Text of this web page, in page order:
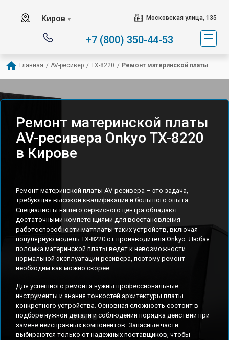
Киров ▼ Московская улица, 135
+7 (800) 350-44-53
Главная / AV-ресивер / TX-8220 / Ремонт материнской платы
Ремонт материнской платы
AV-ресивера Onkyo TX-8220
в Кирове
Ремонт материнской платы AV-ресивера – это задача,
требующая высокой квалификации и большого опыта.
Специалисты нашего сервисного центра обладают
достаточными компетенциями для восстановления
работоспособности матплаты таких устройств, включая
популярную модель TX-8220 от производителя Onkyo. Любая
поломка материнской платы ведет к невозможности
нормальной эксплуатации ресивера, поэтому ремонт
необходим как можно скорее.
Для успешного ремонта нужны профессиональные
инструменты и знания тонкостей архитектуры платы
конкретного устройства. Основная сложность состоит в
подборе нужной детали и соблюдении порядка действий при
замене неисправных компонентов. Запасные части
выбираются только от надежных поставщиков, чтобы